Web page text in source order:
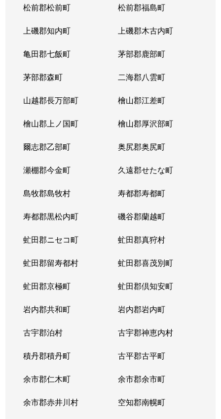
松前郡松前町 松前郡福島町
上磯郡知内町 上磯郡木古内町
亀田郡七飯町 茅部郡鹿部町
茅部郡森町 二海郡八雲町
山越郡長万部町 檜山郡江差町
檜山郡上ノ国町 檜山郡厚沢部町
爾志郡乙部町 奥尻郡奥尻町
瀬棚郡今金町 久遠郡せたな町
島牧郡島牧村 寿都郡寿都町
寿都郡黒松内町 磯谷郡蘭越町
虻田郡ニセコ町 虻田郡真狩村
虻田郡留寿都村 虻田郡喜茂別町
虻田郡京極町 虻田郡倶知安町
岩内郡共和町 岩内郡岩内町
古宇郡泊村 古宇郡神恵内村
積丹郡積丹町 古平郡古平町
余市郡仁木町 余市郡余市町
余市郡赤井川村 空知郡南幌町